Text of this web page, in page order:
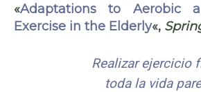
«Adaptations to Aerobic
Exercise in the Elderly«,
Realizar ejercicio
toda la vida